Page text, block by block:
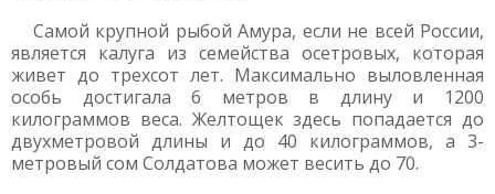
Самой крупной рыбой Амура, если не всей России,
является калуга из семейства осетровых, которая
живет до трехсот лет. Максимально выловленная
особь достигала 6 метров в длину и 1200
килограммов веса. Желтощек здесь попадается до
двухметровой длины и до 40 килограммов, а 3-
метровый сом Солдатова может весить до 70.